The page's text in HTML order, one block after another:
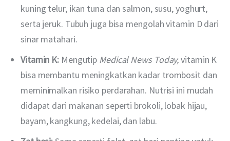
kuning telur, ikan tuna dan salmon, susu, yoghurt,
serta jeruk. Tubuh juga bisa mengolah vitamin D dari
sinar matahari.
Vitamin K: Mengutip Medical News Today,vitamin K
bisa membantu meningkatkan kadar trombosit dan
meminimalkan risiko perdarahan. Nutrisi ini mudah
didapat dari makanan seperti brokoli, lobak hijau,
bayam, kangkung, kedelai, dan labu.